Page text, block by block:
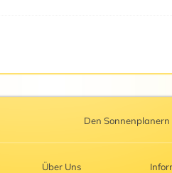
Den Sonnenplanern
Über Uns